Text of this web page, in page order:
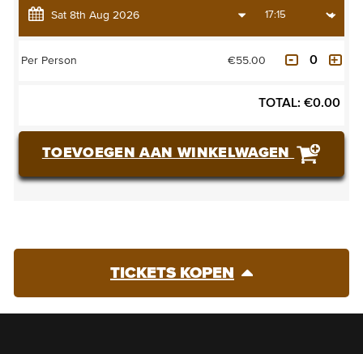
Per Person €55.00
TOTAL: €0.00
TOEVOEGEN AAN WINKELWAGEN
TICKETS KOPEN